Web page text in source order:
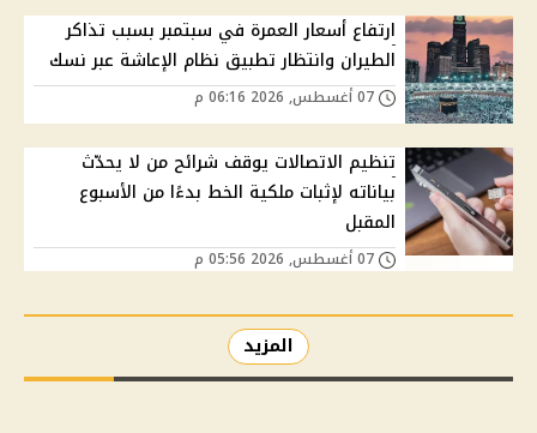
ارتفاع أسعار العمرة في سبتمبر بسبب تذاكر
الطيران وانتظار تطبيق نظام الإعاشة عبر نسك
تنظيم الاتصالات يوقف شرائح من لا يحدّث
بياناته لإثبات ملكية الخط بدءًا من الأسبوع
المقبل
المزيد